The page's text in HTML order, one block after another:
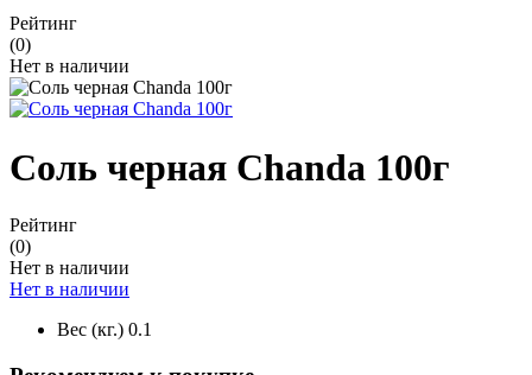
Рейтинг
(0)
Нет в наличии
Соль черная Chanda 100г
Рейтинг
(0)
Нет в наличии
Нет в наличии
Вес (кг.) 0.1